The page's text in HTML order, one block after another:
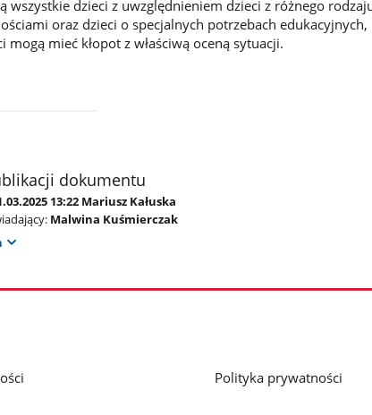
wszystkie dzieci z uwzględnieniem dzieci z różnego
oraz dzieci o specjalnych potrzebach
mogą mieć kłopot z właściwą oceną sytuacji.
dokumentu
13:22 Mariusz Kałuska
Malwina Kuśmierczak
Polityka prywatności